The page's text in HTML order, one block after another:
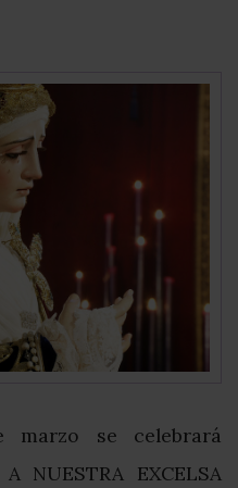
se celebrará
NUESTRA EXCELSA